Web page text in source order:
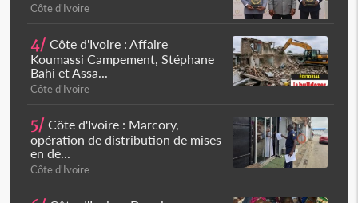
Côte d'Ivoire
4/ Côte d'Ivoire : Affaire
Koumassi Campement, Stéphane
Bahi et Assa...
Côte d'Ivoire
5/ Côte d'Ivoire : Marcory,
opération de distribution de mises
en de...
Côte d'Ivoire